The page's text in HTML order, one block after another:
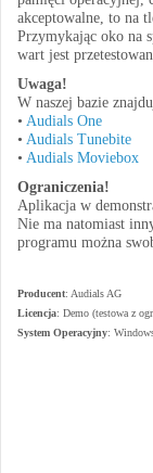
akceptowalne, to na
Przymykając oko na
wart jest
Uwaga!
W naszej bazie
• Audials One
• Audials Tunebite
• Audials Moviebox
Ograniczenia!
Aplikacja w
Nie ma natomiast
programu można
Producent: Audials AG
Licencja: Demo (testowa z
System Operacyjny: